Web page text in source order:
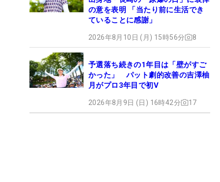
の意を表明 「当たり前に生活でき
ていることに感謝」
2026年8月10日 (月) 15時56分 8
予選落ち続きの1年目は「壁がすご
かった」 パット劇的改善の吉澤柚
月がプロ3年目で初V
2026年8月9日 (日) 16時42分 17